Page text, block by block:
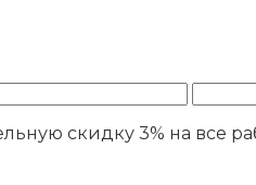
скидку 3% на все